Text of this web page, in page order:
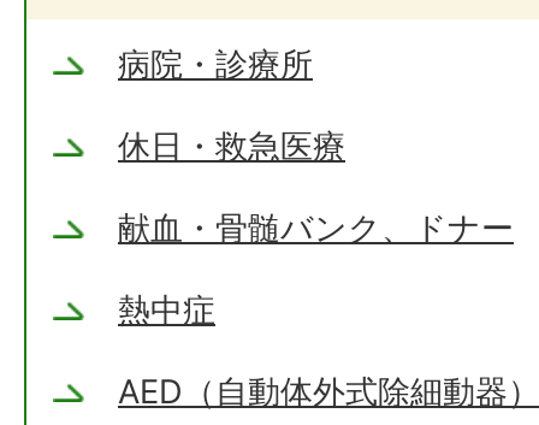
病院・診療所
休日・救急医療
献血・骨髄バンク、ドナー
熱中症
AED（自動体外式除細動器）